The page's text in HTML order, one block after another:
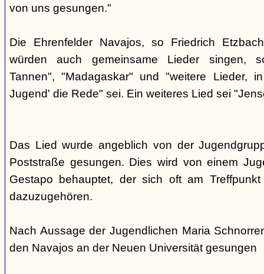
von uns gesungen."
Die Ehrenfelder Navajos, so Friedrich
würden auch gemeinsame Lieder singen,
Tannen", "Madagaskar" und "weitere Lieder,
Jugend' die Rede" sei. Ein weiteres Lied sei
Das Lied wurde angeblich von der
Poststraße gesungen. Dies wird von einem
Gestapo behauptet, der sich oft am
dazuzugehören.
Nach Aussage der Jugendlichen Maria
den Navajos an der Neuen Universität gesungen